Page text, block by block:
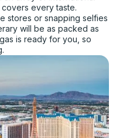
every taste.
stores or snapping selfies
will be as packed as
is ready for you, so